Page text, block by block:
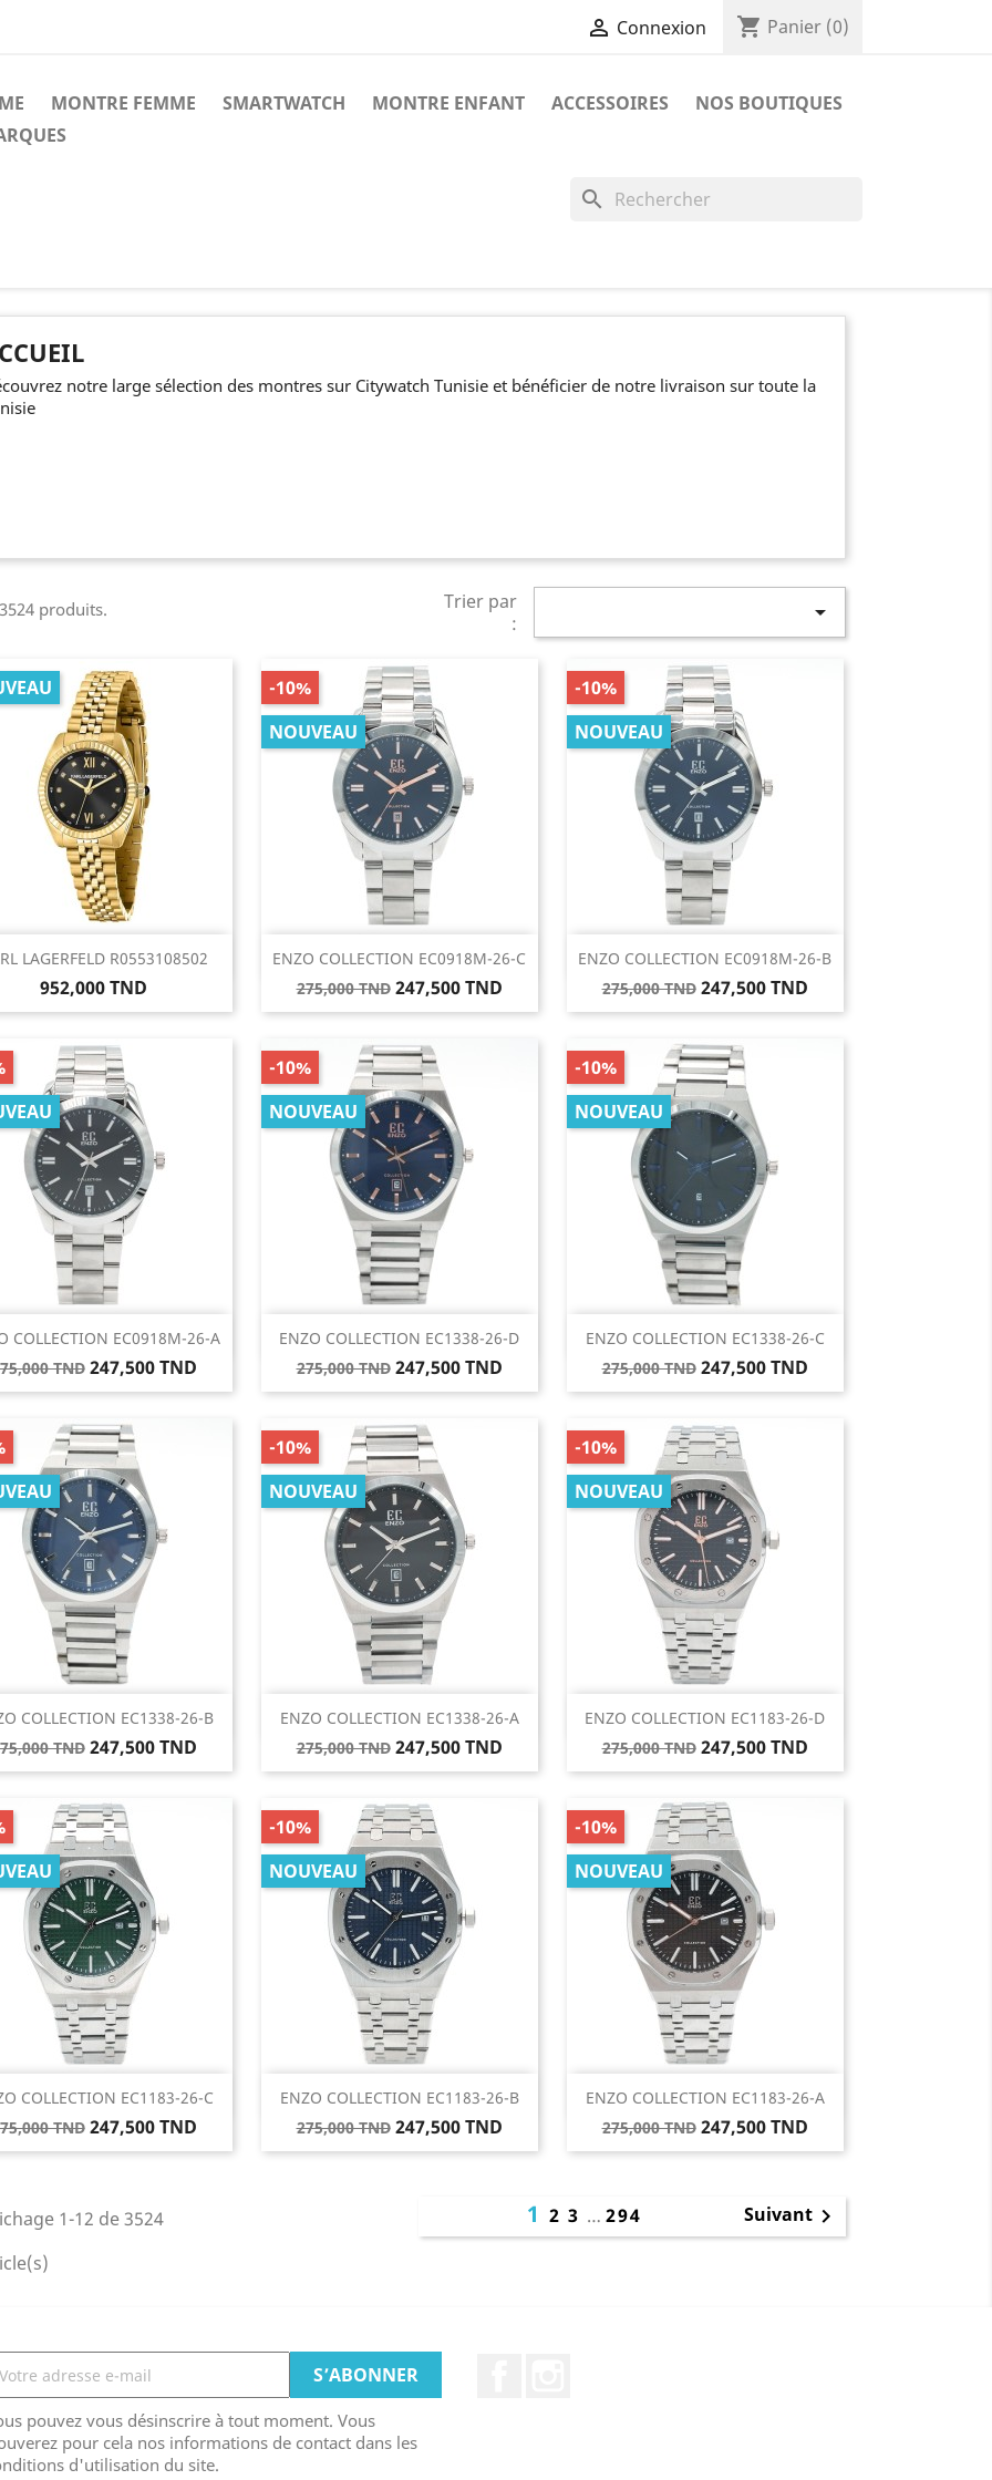
 Connexion shopping_cart Panier (0)
MONTRE FEMME SMARTWATCH MONTRE ENFANT ACCESSOIRES
NOS BOUTIQUES
search
notre large sélection des montres sur Citywatch Tunisie et bénéficier de notre livraison sur toute la
produits.
Trier par
:

LAGERFELD R0553108502
Prix
952,000 TND
Aperçu rapide ENZO COLLECTION EC0918M-26-C
Prix
de
275,000 TND Prix
247,500 TND
-10%
NOUVEAU
Aperçu rapide ENZO COLLECTION EC0918M-26-B
Prix
de
275,000 TND Prix
247,500 TND
-10%
NOUVEAU
Aperçu rapide
COLLECTION EC0918M-26-A
TND Prix
247,500 TND
Aperçu rapide ENZO COLLECTION EC1338-26-D
Prix
de
275,000 TND Prix
247,500 TND
-10%
NOUVEAU
 Aperçu rapide ENZO COLLECTION EC1338-26-C
Prix
de
275,000 TND Prix
247,500 TND
-10%
NOUVEAU
Aperçu rapide
COLLECTION EC1338-26-B
TND Prix
247,500 TND
Aperçu rapide ENZO COLLECTION EC1338-26-A
Prix
de
275,000 TND Prix
247,500 TND
-10%
NOUVEAU
Aperçu rapide ENZO COLLECTION EC1183-26-D
Prix
de
275,000 TND Prix
247,500 TND
-10%
NOUVEAU
 Aperçu rapide
COLLECTION EC1183-26-C
TND Prix
247,500 TND
Aperçu rapide ENZO COLLECTION EC1183-26-B
Prix
de
275,000 TND Prix
247,500 TND
-10%
NOUVEAU
Aperçu rapide ENZO COLLECTION EC1183-26-A
Prix
de
275,000 TND Prix
247,500 TND
-10%
NOUVEAU
Aperçu rapide
1-12 de 3524
1 2 3 … 294 Suivant
pouvez vous désinscrire à tout moment. Vous
pour cela nos informations de contact dans les
d'utilisation du site.